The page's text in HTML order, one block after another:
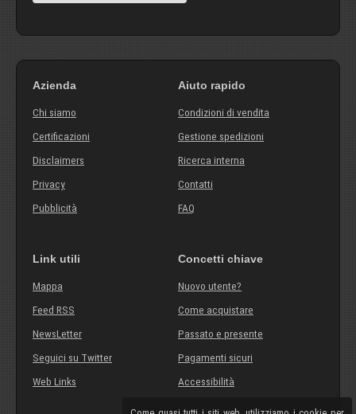
Azienda
Chi siamo
Certificazioni
Disclaimers
Privacy
Pubblicità
Aiuto rapido
Condizioni di vendita
Gestione spedizioni
Ricerca interna
Contatti
FAQ
Link utili
Mappa
Feed RSS
NewsLetter
Seguici su Twitter
Web Links
Concetti chiave
Nuovo utente?
Come acquistare
Passato e presente
Pagamenti sicuri
Accessibilità